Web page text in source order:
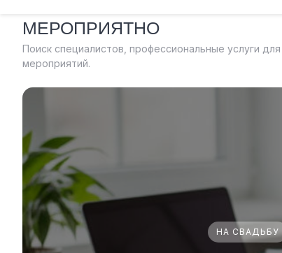
content
МЕРОПРИЯТНО
Поиск специалистов, профессиональные услуги для
мероприятий.
НА СВАДЬБУ